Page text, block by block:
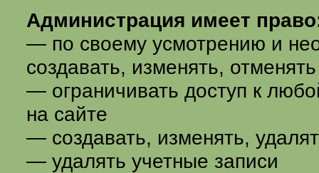
Администрация имеет
— по своему усмотрению и
создавать, изменять,
— ограничивать доступ к
на сайте
— создавать, изменять,
— удалять учетные записи